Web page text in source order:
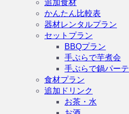
追加食材
かんたん比較表
器材レンタルプラン
セットプラン
BBQプラン
手ぶらで芋煮会
手ぶらで鍋パー
食材プラン
追加ドリンク
お茶・水